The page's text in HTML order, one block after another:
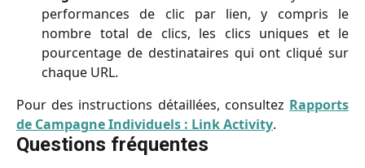
performances de clic par lien, y compris le
nombre total de clics, les clics uniques et le
pourcentage de destinataires qui ont cliqué sur
chaque URL.
Pour des instructions détaillées, consultez Rapports
de Campagne Individuels : Link Activity.
Questions fréquentes